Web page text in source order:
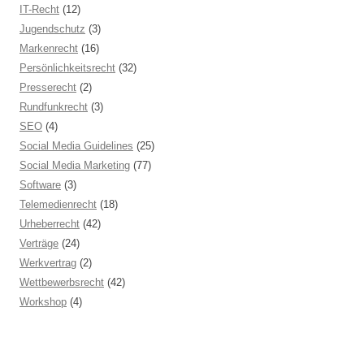
IT-Recht (12)
Jugendschutz (3)
Markenrecht (16)
Persönlichkeitsrecht (32)
Presserecht (2)
Rundfunkrecht (3)
SEO (4)
Social Media Guidelines (25)
Social Media Marketing (77)
Software (3)
Telemedienrecht (18)
Urheberrecht (42)
Verträge (24)
Werkvertrag (2)
Wettbewerbsrecht (42)
Workshop (4)